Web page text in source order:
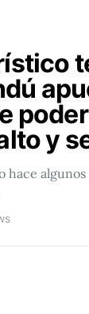
poder
y
hace algunos